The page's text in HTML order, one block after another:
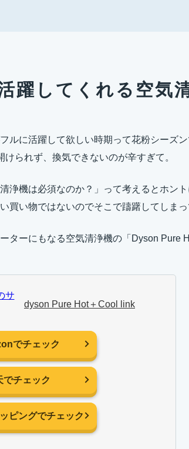
躍してくれる空気
ルに活躍して欲しい時期って花粉シーズ
られず、換気できないのが辛すぎて。
浄機は必須なのか？」って考えるとホン
買い物ではないのでそこで躊躇してしまっ
ターにもなる空気清浄機の「Dyson Pure
dyson Pure Hot＋Cool link
でチェック
でチェック
ピングでチェック